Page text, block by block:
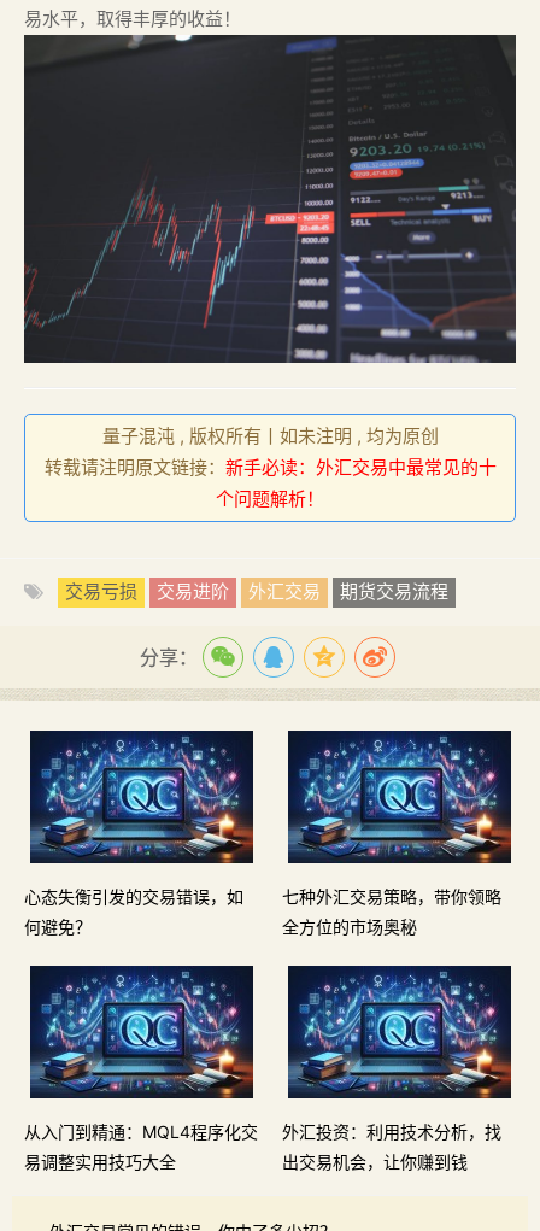
易水平，取得丰厚的收益！
量子混沌 , 版权所有丨如未注明 , 均为原创
转载请注明原文链接： 新手必读：外汇交易中最常见的十
个问题解析！
交易亏损 交易进阶 外汇交易 期货交易流程
分享：
心态失衡引发的交易错误，如
何避免？
七种外汇交易策略，带你领略
全方位的市场奥秘
从入门到精通：MQL4程序化交
易调整实用技巧大全
外汇投资：利用技术分析，找
出交易机会，让你赚到钱